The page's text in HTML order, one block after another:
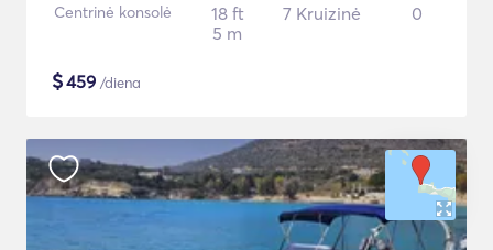
Centrinė konsolė
18 ft
5 m
7 Kruizinė 0
$459 /diena